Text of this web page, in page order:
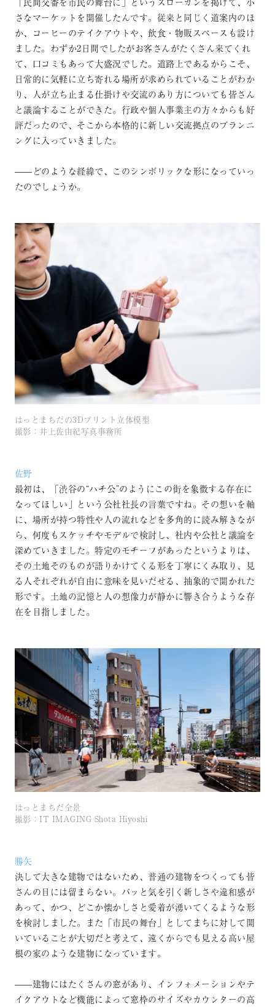
さなマーケットを開催したんです。従来と同じく道案内のほ
か、コーヒーのテイクアウトや、飲食・物販スペースも設け
ました。わずか2日間でしたがお客さんがたくさん来てくれ
て、口コミもあって大盛況でした。道路上であるからこそ、
日常的に気軽に立ち寄れる場所が求められていることがわか
り、人が立ち止まる仕掛けや交流のあり方についても皆さん
と議論することができた。行政や個人事業主の方々からも好
評だったので、そこから本格的に新しい交流拠点のプランニ
ングに入っていきました。
——どのような経緯で、このシンボリックな形になっていっ
たのでしょうか。
はっとまちだの3Dプリント立体模型
撮影：井上佐由紀写真事務所
佐野
最初は、「渋谷の“ハチ公”のようにこの街を象徴する存在に
なってほしい」という公社社長の言葉ですね。その想いを軸
に、場所が持つ特性や人の流れなどを多角的に読み解きなが
ら、何度もスケッチやモデルで検討し、社内や公社と議論を
深めていきました。特定のモチーフがあったというよりは、
その土地そのものが語りかけてくる形を丁寧にくみ取り、見
る人それぞれが自由に意味を見いだせる、抽象的で開かれた
形です。土地の記憶と人の想像力が静かに響き合うような存
在を目指しました。
はっとまちだ全景
撮影：IT IMAGING Shota Hiyoshi
勝矢
決して大きな建物ではないため、普通の建物をつくっても皆
さんの目には留まらない。パッと気を引く新しさや違和感が
あって、かつ、どこか懐かしさと愛着が湧いてくるような形
を検討しました。また「市民の舞台」としてまちに対して開
いていることが大切だと考えて、遠くからでも見える高い屋
根の家のような建物になっています。
——建物にはたくさんの窓があり、インフォメーションやテ
イクアウトなど機能によって窓枠のサイズやカウンターの高